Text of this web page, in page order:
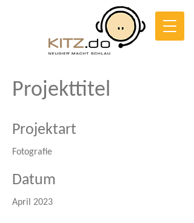
Projekttitel
Projektart
Fotografie
Datum
April 2023